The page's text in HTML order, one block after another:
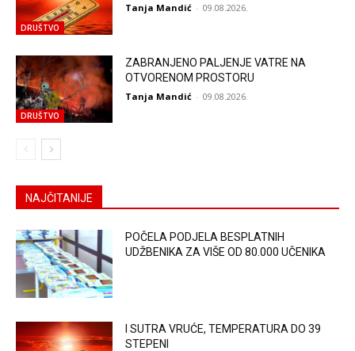
DRUŠTVO
Tanja Mandić - 09.08.2026.
DRUŠTVO
ZABRANJENO PALJENJE VATRE NA
OTVORENOM PROSTORU
Tanja Mandić - 09.08.2026.
NAJČITANIJE
POČELA PODJELA BESPLATNIH
UDŽBENIKA ZA VIŠE OD 80.000 UČENIKA
I SUTRA VRUĆE, TEMPERATURA DO 39
STEPENI